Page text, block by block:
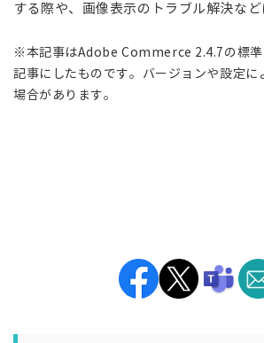
する際や、画像表示のトラブル解決など
※本記事はAdobe Commerce 2.4.7の標準
記事にしたものです。バージョンや設定に
場合があります。